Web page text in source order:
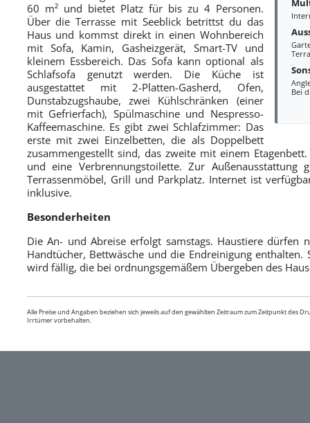
Bei
60 m² und bietet Platz für bis zu 4 Personen.
Über die Terrasse mit Seeblick betrittst du das
Haus und kommst direkt in einen Wohnbereich
mit Sofa, Kamin, Gasheizgerät, Smart-TV und
kleinem Essbereich. Das Sofa kann optional als
Schlafsofa genutzt werden. Die Küche ist
ausgestattet mit 2-Platten-Gasherd, Ofen,
Dunstabzugshaube, zwei Kühlschränken (einer
mit Gefrierfach), Spülmaschine und Nespresso-
Kaffeemaschine. Es gibt zwei Schlafzimmer: Das
erste mit zwei Einzelbetten, die als Doppelbett
zusammengestellt sind, das zweite mit einem
und eine Verbrennungstoilette. Zur Außenausstattung
Terrassenmöbel, Grill und Parkplatz. Internet ist
inklusive.
Besonderheiten
Die An- und Abreise erfolgt samstags. Haustiere
Handtücher, Bettwäsche und die Endreinigung
wird fällig, die bei ordnungsgemäßem Übergeben des
Alle Preise und Angaben beziehen sich jeweils auf den gewählten Zeitraum zum Zeitpunkt des
Irrtümer vorbehalten.